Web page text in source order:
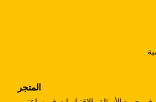
المتجر